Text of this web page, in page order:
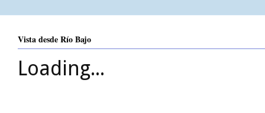
Vista desde Río Bajo
Loading...